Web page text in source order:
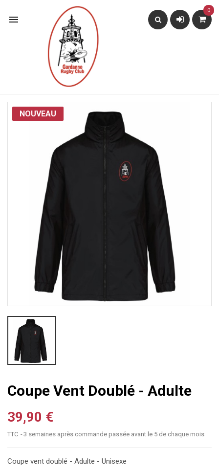

0
NOUVEAU
Coupe Vent Doublé - Adulte
39,90 €
TTC 3 semaines après commande passée avant le 5 de chaque mois
Coupe vent doublé - Adulte - Unisexe